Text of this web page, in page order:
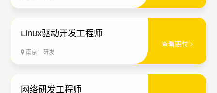
Linux驱动开发工程师
南京 研发
查看职位
网络研发工程师